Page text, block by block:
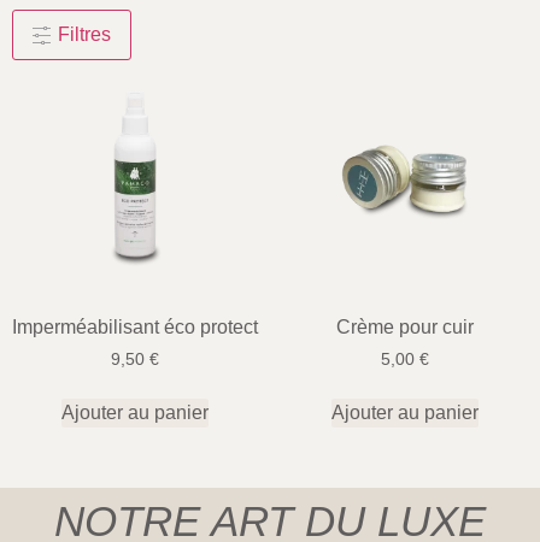
Filtres
Imperméabilisant éco protect
9,50 €
Ajouter au panier
Crème pour cuir
5,00 €
Ajouter au panier
NOTRE ART DU LUXE